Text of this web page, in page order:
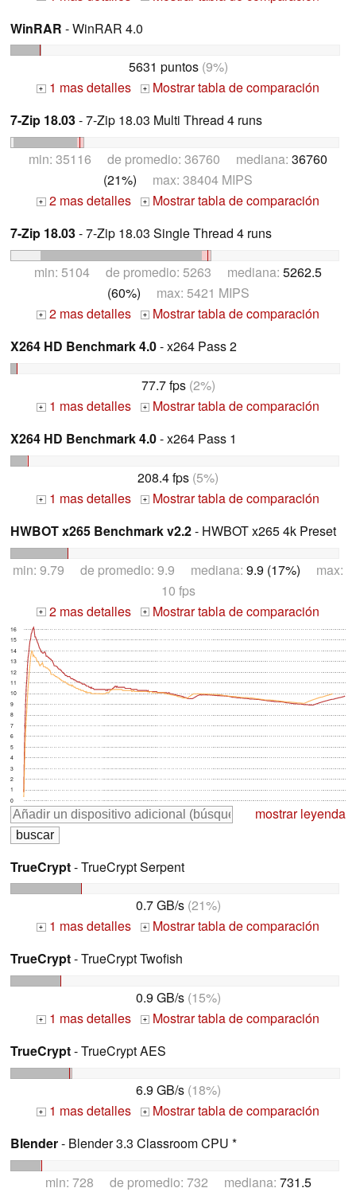
WinRAR - WinRAR 4.0
5631 puntos(9%)
+ 1 mas detalles +
Mostrar tabla de comparación
7-Zip 18.03- 7-Zip 18.03 Multi Thread 4 runs
min: 35116 de promedio: 36760 mediana: 36760
(21%) max: 38404 MIPS
+ 2 mas detalles +
Mostrar tabla de comparación
7-Zip 18.03- 7-Zip 18.03 Single Thread 4 runs
min: 5104 de promedio: 5263 mediana: 5262.5
(60%) max: 5421 MIPS
+ 2 mas detalles +
Mostrar tabla de comparación
X264 HD Benchmark 4.0- x264 Pass 2
77.7 fps(2%)
+ 1 mas detalles +
Mostrar tabla de comparación
X264 HD Benchmark 4.0- x264 Pass 1
208.4 fps (5%)
+ 1 mas detalles +
Mostrar tabla de comparación
HWBOT x265 Benchmark v2.2- HWBOT x265 4k Preset
min: 9.79 de promedio: 9.9 mediana: 9.9 (17%) max:
10 fps
+ 2 mas detalles + Mostrar tabla de comparación
0
1
2
3
4
5
6
7
8
9
10
11
12
13
14
15
16
mostrar leyenda
TrueCrypt- TrueCrypt Serpent
0.7 GB/s(21%)
+ 1 mas detalles +
Mostrar tabla de comparación
TrueCrypt- TrueCrypt Twofish
0.9 GB/s(15%)
+ 1 mas detalles +
Mostrar tabla de comparación
TrueCrypt- TrueCrypt AES
6.9 GB/s(18%)
+ 1 mas detalles +
Mostrar tabla de comparación
Blender- Blender 3.3 Classroom CPU *
min: 728 de promedio: 732 mediana: 731.5